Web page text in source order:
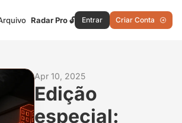
Radar Pro 🔓 Entrar Criar Conta
Apr 10, 2025
Edição
especial: